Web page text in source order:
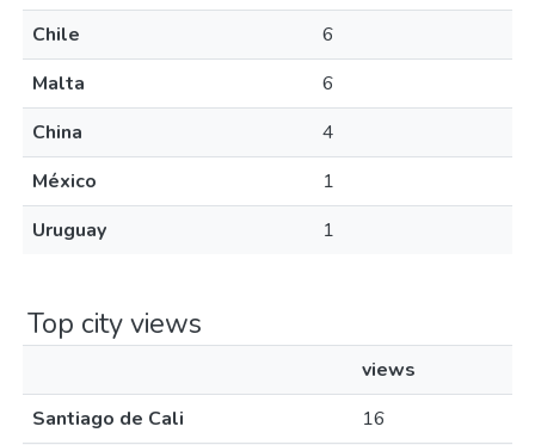
Chile
6
Malta
6
China
4
México
1
Uruguay
1
Top city views
views
Santiago de Cali
16